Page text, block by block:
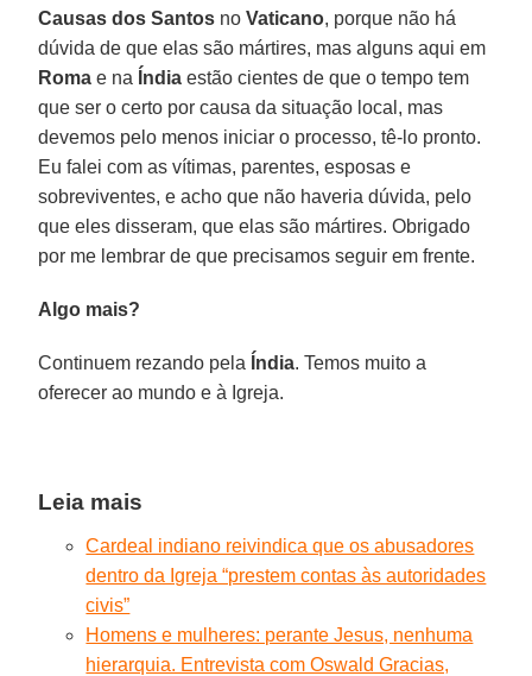
Causas dos Santos noVaticano, porque não há
dúvida de que elas são mártires, mas alguns aqui em
Roma e na Índia estão cientes de que o tempo tem
que ser o certo por causa da situação local, mas
devemos pelo menos iniciar o processo, tê-lo pronto.
Eu falei com as vítimas, parentes, esposas e
sobreviventes, e acho que não haveria dúvida, pelo
que eles disseram, que elas são mártires. Obrigado
por me lembrar de que precisamos seguir em frente.
Algo mais?
Continuem rezando pela Índia. Temos muito a
oferecer ao mundo e à Igreja.
Leia mais
Cardeal indiano reivindica que os abusadores
dentro da Igreja “prestem contas às autoridades
civis”
Homens e mulheres: perante Jesus, nenhuma
hierarquia. Entrevista com Oswald Gracias,